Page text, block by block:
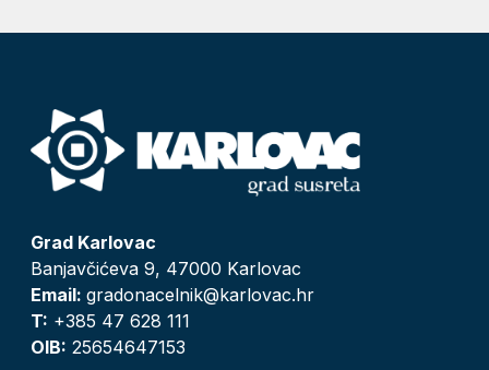
Grad Karlovac
Banjavčićeva 9, 47000 Karlovac
Email: gradonacelnik@karlovac.hr
T: +385 47 628 111
OIB: 25654647153